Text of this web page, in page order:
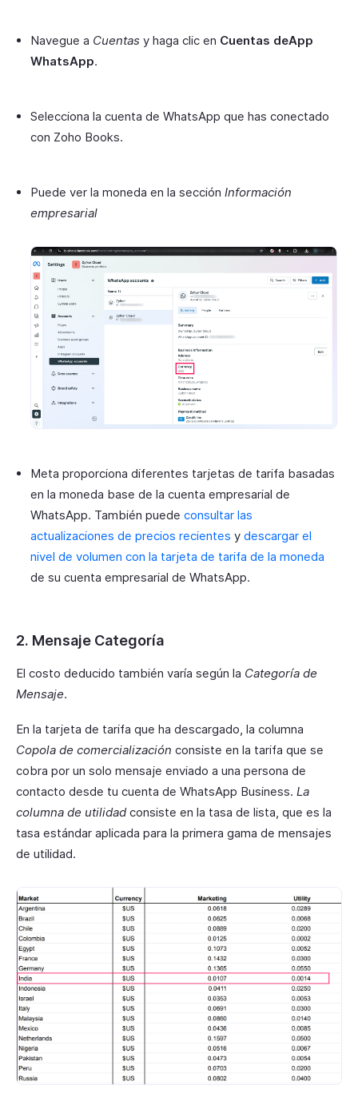
Navegue a Cuentas y haga clic en Cuentas deApp
WhatsApp.
Selecciona la cuenta de WhatsApp que has conectado
con Zoho Books.
Puede ver la moneda en la sección Información
empresarial
Meta proporciona diferentes tarjetas de tarifa basadas
en la moneda base de la cuenta empresarial de
WhatsApp. También puede consultar las
actualizaciones de precios recientes y descargar el
nivel de volumen con la tarjeta de tarifa de la moneda
de su cuenta empresarial de WhatsApp.
2. Mensaje Categoría
El costo deducido también varía según la Categoría de
Mensaje.
En la tarjeta de tarifa que ha descargado, la columna
Copola de comercialización consiste en la tarifa que se
cobra por un solo mensaje enviado a una persona de
contacto desde tu cuenta de WhatsApp Business. La
columna de utilidadconsiste en la tasa de lista, que es la
tasa estándar aplicada para la primera gama de mensajes
de utilidad.